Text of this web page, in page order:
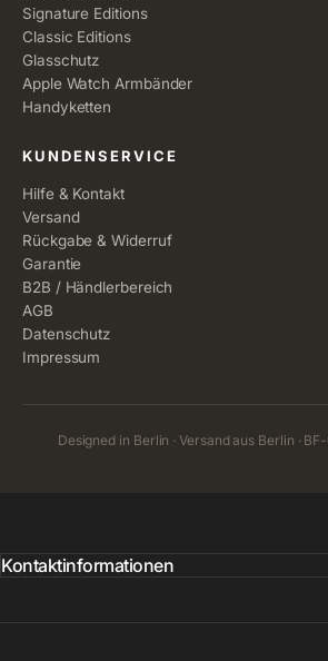
Signature Editions
Classic Editions
Glasschutz
Apple Watch Armbänder
Handyketten
KUNDENSERVICE
Hilfe & Kontakt
Versand
Rückgabe & Widerruf
Garantie
B2B / Händlerbereich
AGB
Datenschutz
Impressum
Designed in Berlin · Versand aus Berlin ·
Kontaktinformationen